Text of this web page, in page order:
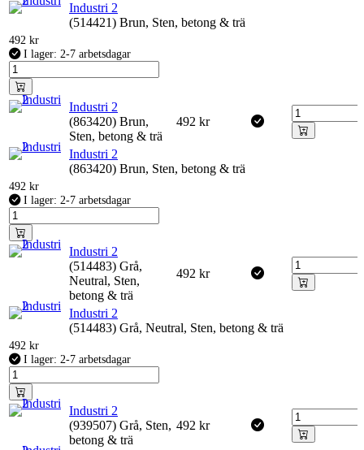
Industri 2
(514421) Brun, Sten, betong & trä
492 kr
I lager: 2-7 arbetsdagar
Industri 2
(863420) Brun,
Sten, betong & trä
492 kr
Industri 2
(863420) Brun, Sten, betong & trä
492 kr
I lager: 2-7 arbetsdagar
Industri 2
(514483) Grå,
Neutral, Sten,
betong & trä
492 kr
Industri 2
(514483) Grå, Neutral, Sten, betong & trä
492 kr
I lager: 2-7 arbetsdagar
Industri 2
(939507) Grå, Sten,
betong & trä
492 kr